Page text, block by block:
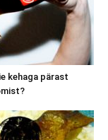
kehaga pärast